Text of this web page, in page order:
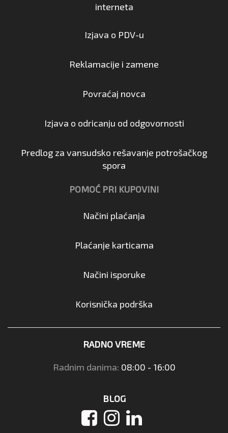
interneta
Izjava o PDV-u
Reklamacije i zamene
Povraćaj novca
Izjava o odricanju od odgovornosti
Predlog za vansudsko rešavanje potrošačkog
spora
POMOĆ PRI KUPOVINI
Načini plaćanja
Plaćanje karticama
Načini isporuke
Korisnička podrška
RADNO VREME
Radnim danima: 08:00 - 16:00
BLOG